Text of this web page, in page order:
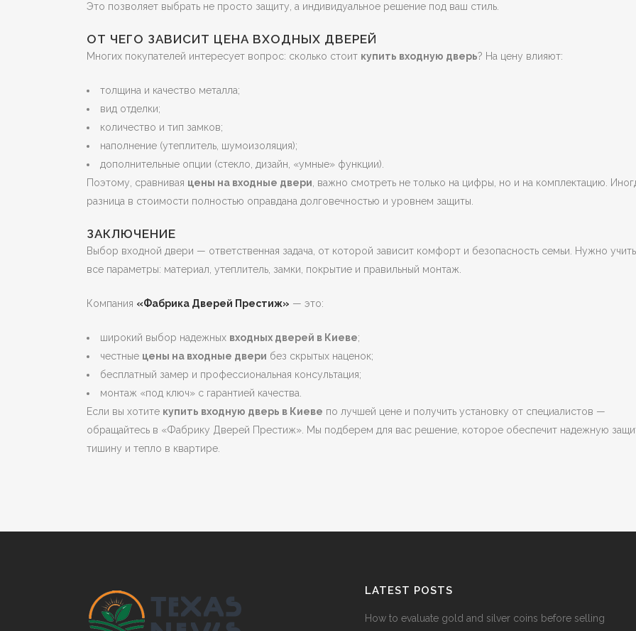
Это позволяет выбрать не просто защиту, а индивидуальное решение под ваш стиль.
ОТ ЧЕГО ЗАВИСИТ ЦЕНА ВХОДНЫХ ДВЕРЕЙ
Многих покупателей интересует вопрос: сколько стоит купить входную дверь? На цену влияют:
толщина и качество металла;
вид отделки;
количество и тип замков;
наполнение (утеплитель, шумоизоляция);
дополнительные опции (стекло, дизайн, «умные» функции).
Поэтому, сравнивая цены на входные двери , важно смотреть не только на цифры, но и на комплектацию.
разница в стоимости полностью оправдана долговечностью и уровнем защиты.
ЗАКЛЮЧЕНИЕ
Выбор входной двери — ответственная задача, от которой зависит комфорт и безопасность семьи. Нужно
все параметры: материал, утеплитель, замки, покрытие и правильный монтаж.
Компания «Фабрика Дверей Престиж» — это:
широкий выбор надежных входных дверей в Киеве;
честные цены на входные двери без скрытых наценок;
бесплатный замер и профессиональная консультация;
монтаж «под ключ» с гарантией качества.
Если вы хотите купить входную дверь в Киеве по лучшей цене и получить установку от специалистов —
обращайтесь в «Фабрику Дверей Престиж». Мы подберем для вас решение, которое обеспечит надежную
тишину и тепло в квартире.
LATEST POSTS
How to evaluate gold and silver coins before selling